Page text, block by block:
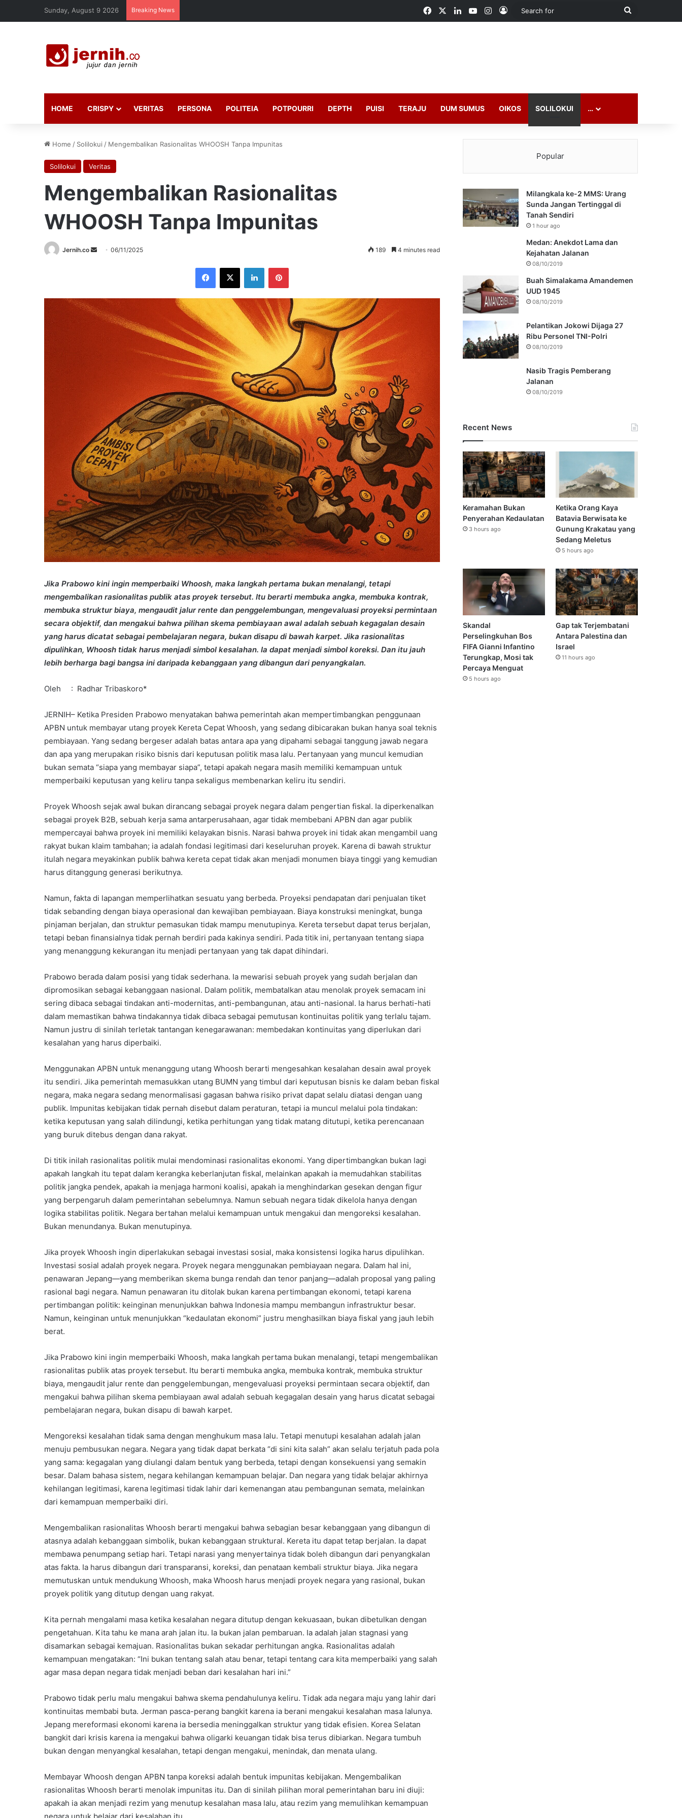
Sunday, August 9 2026 Breaking News FacebookLinkedInYouTubeInstagram
Log In
Search
HOME CRISPY VERITAS PERSONA POLITEIA POTPOURRI DEPTH PUISI TERAJU DUM SUMUS OIKOS SOLILOKUI …
Home / Solilokui / Mengembalikan Rasionalitas WHOOSH Tanpa Impunitas
Solilokui Veritas
Mengembalikan Rasionalitas
WHOOSH Tanpa Impunitas
Jernih.co
Send06/11/2025 189 4 minutes read
Facebook
X LinkedInPinterest
Jika Prabowo kini ingin memperbaiki Whoosh, maka langkah pertama bukan menalangi, tetapi
mengembalikan rasionalitas publik atas proyek tersebut. Itu berarti membuka angka, membuka kontrak,
membuka struktur biaya, mengaudit jalur rente dan penggelembungan, mengevaluasi proyeksi permintaan
secara objektif, dan mengakui bahwa pilihan skema pembiayaan awal adalah sebuah kegagalan desain
yang harus dicatat sebagai pembelajaran negara, bukan disapu di bawah karpet. Jika rasionalitas
dipulihkan, Whoosh tidak harus menjadi simbol kesalahan. Ia dapat menjadi simbol koreksi. Dan itu jauh
lebih berharga bagi bangsa ini daripada kebanggaan yang dibangun dari penyangkalan.
Oleh : Radhar Tribaskoro*
JERNIH– Ketika Presiden Prabowo menyatakan bahwa pemerintah akan mempertimbangkan penggunaan
APBN untuk membayar utang proyek Kereta Cepat Whoosh, yang sedang dibicarakan bukan hanya soal teknis
pembiayaan. Yang sedang bergeser adalah batas antara apa yang dipahami sebagai tanggung jawab negara
dan apa yang merupakan risiko bisnis dari keputusan politik masa lalu. Pertanyaan yang muncul kemudian
bukan semata “siapa yang membayar siapa”, tetapi apakah negara masih memiliki kemampuan untuk
memperbaiki keputusan yang keliru tanpa sekaligus membenarkan keliru itu sendiri.
Proyek Whoosh sejak awal bukan dirancang sebagai proyek negara dalam pengertian fiskal. Ia diperkenalkan
sebagai proyek B2B, sebuah kerja sama antarperusahaan, agar tidak membebani APBN dan agar publik
mempercayai bahwa proyek ini memiliki kelayakan bisnis. Narasi bahwa proyek ini tidak akan mengambil uang
rakyat bukan klaim tambahan; ia adalah fondasi legitimasi dari keseluruhan proyek. Karena di bawah struktur
itulah negara meyakinkan publik bahwa kereta cepat tidak akan menjadi monumen biaya tinggi yang kemudian
harus ditanggung generasi berikutnya.
Namun, fakta di lapangan memperlihatkan sesuatu yang berbeda. Proyeksi pendapatan dari penjualan tiket
tidak sebanding dengan biaya operasional dan kewajiban pembiayaan. Biaya konstruksi meningkat, bunga
pinjaman berjalan, dan struktur pemasukan tidak mampu menutupinya. Kereta tersebut dapat terus berjalan,
tetapi beban finansialnya tidak pernah berdiri pada kakinya sendiri. Pada titik ini, pertanyaan tentang siapa
yang menanggung kekurangan itu menjadi pertanyaan yang tak dapat dihindari.
Prabowo berada dalam posisi yang tidak sederhana. Ia mewarisi sebuah proyek yang sudah berjalan dan
dipromosikan sebagai kebanggaan nasional. Dalam politik, membatalkan atau menolak proyek semacam ini
sering dibaca sebagai tindakan anti-modernitas, anti-pembangunan, atau anti-nasional. Ia harus berhati-hati
dalam memastikan bahwa tindakannya tidak dibaca sebagai pemutusan kontinuitas politik yang terlalu tajam.
Namun justru di sinilah terletak tantangan kenegarawanan: membedakan kontinuitas yang diperlukan dari
kesalahan yang harus diperbaiki.
Menggunakan APBN untuk menanggung utang Whoosh berarti mengesahkan kesalahan desain awal proyek
itu sendiri. Jika pemerintah memasukkan utang BUMN yang timbul dari keputusan bisnis ke dalam beban fiskal
negara, maka negara sedang menormalisasi gagasan bahwa risiko privat dapat selalu diatasi dengan uang
publik. Impunitas kebijakan tidak pernah disebut dalam peraturan, tetapi ia muncul melalui pola tindakan:
ketika keputusan yang salah dilindungi, ketika perhitungan yang tidak matang ditutupi, ketika perencanaan
yang buruk ditebus dengan dana rakyat.
Di titik inilah rasionalitas politik mulai mendominasi rasionalitas ekonomi. Yang dipertimbangkan bukan lagi
apakah langkah itu tepat dalam kerangka keberlanjutan fiskal, melainkan apakah ia memudahkan stabilitas
politik jangka pendek, apakah ia menjaga harmoni koalisi, apakah ia menghindarkan gesekan dengan figur
yang berpengaruh dalam pemerintahan sebelumnya. Namun sebuah negara tidak dikelola hanya dengan
logika stabilitas politik. Negara bertahan melalui kemampuan untuk mengakui dan mengoreksi kesalahan.
Bukan menundanya. Bukan menutupinya.
Jika proyek Whoosh ingin diperlakukan sebagai investasi sosial, maka konsistensi logika harus dipulihkan.
Investasi sosial adalah proyek negara. Proyek negara menggunakan pembiayaan negara. Dalam hal ini,
penawaran Jepang—yang memberikan skema bunga rendah dan tenor panjang—adalah proposal yang paling
rasional bagi negara. Namun penawaran itu ditolak bukan karena pertimbangan ekonomi, tetapi karena
pertimbangan politik: keinginan menunjukkan bahwa Indonesia mampu membangun infrastruktur besar.
Namun, keinginan untuk menunjukkan “kedaulatan ekonomi” justru menghasilkan biaya fiskal yang jauh lebih
berat.
Jika Prabowo kini ingin memperbaiki Whoosh, maka langkah pertama bukan menalangi, tetapi mengembalikan
rasionalitas publik atas proyek tersebut. Itu berarti membuka angka, membuka kontrak, membuka struktur
biaya, mengaudit jalur rente dan penggelembungan, mengevaluasi proyeksi permintaan secara objektif, dan
mengakui bahwa pilihan skema pembiayaan awal adalah sebuah kegagalan desain yang harus dicatat sebagai
pembelajaran negara, bukan disapu di bawah karpet.
Mengoreksi kesalahan tidak sama dengan menghukum masa lalu. Tetapi menutupi kesalahan adalah jalan
menuju pembusukan negara. Negara yang tidak dapat berkata “di sini kita salah” akan selalu terjatuh pada pola
yang sama: kegagalan yang diulangi dalam bentuk yang berbeda, tetapi dengan konsekuensi yang semakin
besar. Dalam bahasa sistem, negara kehilangan kemampuan belajar. Dan negara yang tidak belajar akhirnya
kehilangan legitimasi, karena legitimasi tidak lahir dari kemenangan atau pembangunan semata, melainkan
dari kemampuan memperbaiki diri.
Mengembalikan rasionalitas Whoosh berarti mengakui bahwa sebagian besar kebanggaan yang dibangun di
atasnya adalah kebanggaan simbolik, bukan kebanggaan struktural. Kereta itu dapat tetap berjalan. Ia dapat
membawa penumpang setiap hari. Tetapi narasi yang menyertainya tidak boleh dibangun dari penyangkalan
atas fakta. Ia harus dibangun dari transparansi, koreksi, dan penataan kembali struktur biaya. Jika negara
memutuskan untuk mendukung Whoosh, maka Whoosh harus menjadi proyek negara yang rasional, bukan
proyek politik yang ditutup dengan uang rakyat.
Kita pernah mengalami masa ketika kesalahan negara ditutup dengan kekuasaan, bukan dibetulkan dengan
pengetahuan. Kita tahu ke mana arah jalan itu. Ia bukan jalan pembaruan. Ia adalah jalan stagnasi yang
disamarkan sebagai kemajuan. Rasionalitas bukan sekadar perhitungan angka. Rasionalitas adalah
kemampuan mengatakan: “Ini bukan tentang salah atau benar, tetapi tentang cara kita memperbaiki yang salah
agar masa depan negara tidak menjadi beban dari kesalahan hari ini.”
Prabowo tidak perlu malu mengakui bahwa skema pendahulunya keliru. Tidak ada negara maju yang lahir dari
kontinuitas membabi buta. Jerman pasca-perang bangkit karena ia berani mengakui kesalahan masa lalunya.
Jepang mereformasi ekonomi karena ia bersedia meninggalkan struktur yang tidak efisien. Korea Selatan
bangkit dari krisis karena ia mengakui bahwa oligarki keuangan tidak bisa terus dibiarkan. Negara tumbuh
bukan dengan menyangkal kesalahan, tetapi dengan mengakui, menindak, dan menata ulang.
Membayar Whoosh dengan APBN tanpa koreksi adalah bentuk impunitas kebijakan. Mengembalikan
rasionalitas Whoosh berarti menolak impunitas itu. Dan di sinilah pilihan moral pemerintahan baru ini diuji:
apakah ia akan menjadi rezim yang menutup kesalahan masa lalu, atau rezim yang memulihkan kemampuan
Popular
Milangkala ke-2 MMS: Urang
Sunda Jangan Tertinggal di
Tanah Sendiri
1 hour ago
Medan: Anekdot Lama dan
Kejahatan Jalanan
08/10/2019
Buah Simalakama Amandemen
UUD 1945
08/10/2019
Pelantikan Jokowi Dijaga 27
Ribu Personel TNI-Polri
08/10/2019
Nasib Tragis Pemberang
Jalanan
08/10/2019
Recent News
Keramahan Bukan
Penyerahan Kedaulatan
3 hours ago
Ketika Orang Kaya
Batavia Berwisata ke
Gunung Krakatau yang
Sedang Meletus
5 hours ago
Skandal
Perselingkuhan Bos
FIFA Gianni Infantino
Terungkap, Mosi tak
Percaya Menguat
5 hours ago
Gap tak Terjembatani
Antara Palestina dan
Israel
11 hours ago